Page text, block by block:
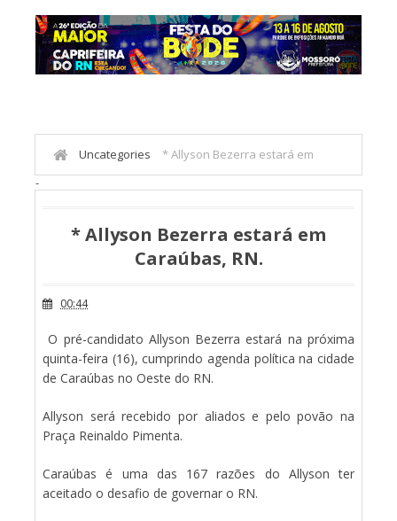
Uncategories * Allyson Bezerra estará em
Caraúbas, RN.
-
* Allyson Bezerra estará em
Caraúbas, RN.
00:44
O pré-candidato Allyson Bezerra estará na próxima
quinta-feira (16), cumprindo agenda política na cidade
de Caraúbas no Oeste do RN.
Allyson será recebido por aliados e pelo povão na
Praça Reinaldo Pimenta.
Caraúbas é uma das 167 razões do Allyson ter
aceitado o desafio de governar o RN.